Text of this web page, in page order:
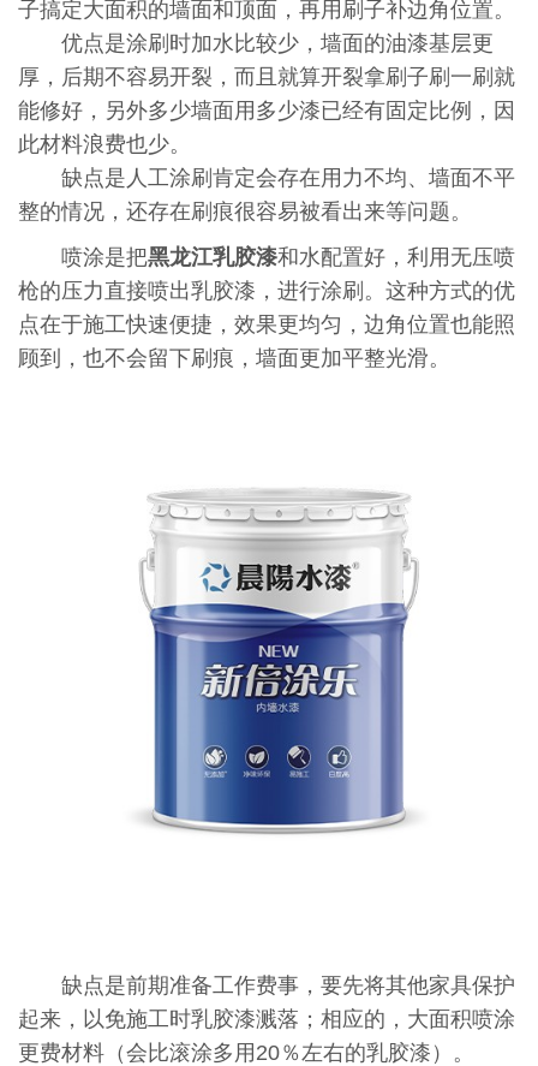
子搞定大面积的墙面和顶面，再用刷子补边角位置。
优点是涂刷时加水比较少，墙面的油漆基层更
厚，后期不容易开裂，而且就算开裂拿刷子刷一刷就
能修好，另外多少墙面用多少漆已经有固定比例，因
此材料浪费也少。
缺点是人工涂刷肯定会存在用力不均、墙面不平
整的情况，还存在刷痕很容易被看出来等问题。
喷涂是把黑龙江乳胶漆和水配置好，利用无压喷
枪的压力直接喷出乳胶漆，进行涂刷。这种方式的优
点在于施工快速便捷，效果更均匀，边角位置也能照
顾到，也不会留下刷痕，墙面更加平整光滑。
缺点是前期准备工作费事，要先将其他家具保护
起来，以免施工时乳胶漆溅落；相应的，大面积喷涂
更费材料（会比滚涂多用20％左右的乳胶漆）。